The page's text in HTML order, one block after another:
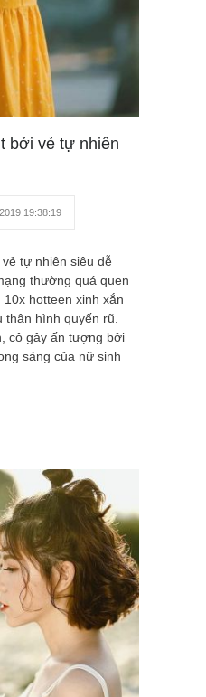
bởi vẻ tự nhiên
19:38:19
tự nhiên siêu dễ
thường quá quen
hotteen xinh xắn
hình quyến rũ.
cô gây ấn tượng bởi
sáng của nữ sinh